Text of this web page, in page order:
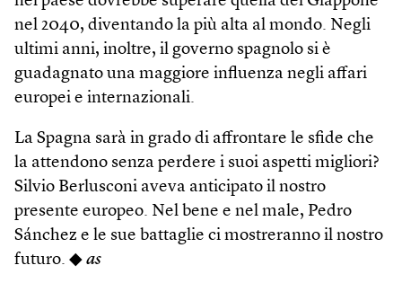
nel 2040, diventando la più alta al mondo. Negli
ultimi anni, inoltre, il governo spagnolo si è
guadagnato una maggiore influenza negli affari
europei e internazionali.
La Spagna sarà in grado di affrontare le sfide che
la attendono senza perdere i suoi aspetti migliori?
Silvio Berlusconi aveva anticipato il nostro
presente europeo. Nel bene e nel male, Pedro
Sánchez e le sue battaglie ci mostreranno il nostro
futuro. ◆ as